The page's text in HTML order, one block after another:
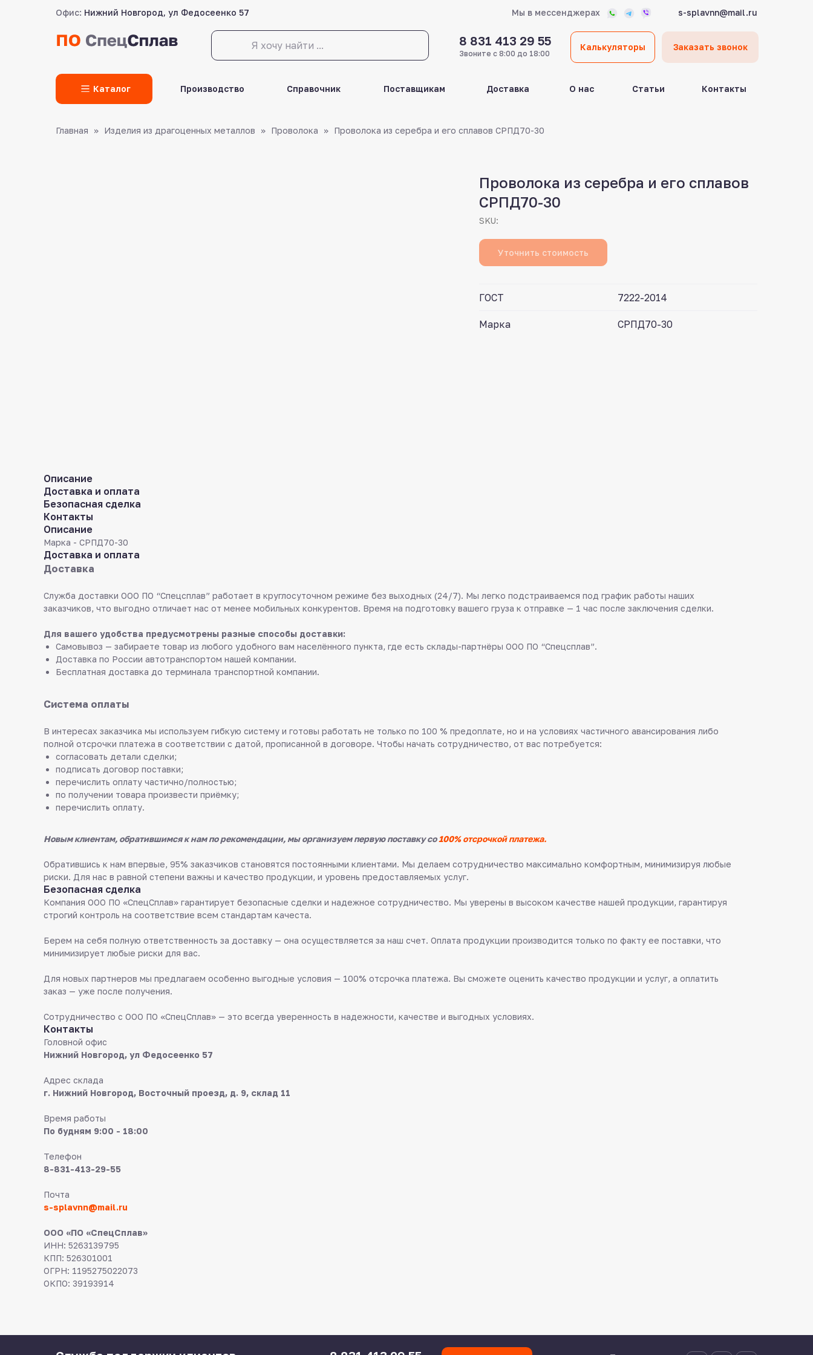
Офис: Нижний Новгород, ул Федосеенко 57 Мы в мессенджерах s-splavnn@mail.ru
Звоните с 8:00 до 18:00
LET'S GO! Производство
Калькуляторы Заказать звонок
Справочник Поставщикам Доставка О нас Статьи Контакты
8 831 413 29 55
Каталог
Главная Изделия из драгоценных металлов Проволока Проволока из серебра и его сплавов СРПД70-30
Проволока из серебра и его сплавов
СРПД70-30
SKU:
Уточнить стоимость
ГОСТ 7222-2014
Марка СРПД70-30
Описание
Доставка и оплата
Безопасная сделка
Контакты
Описание
Марка - СРПД70-30
Доставка и оплата
Доставка
Служба доставки ООО ПО “Спецсплав” работает в круглосуточном режиме без выходных (24/7). Мы легко подстраиваемся под график работы наших
заказчиков, что выгодно отличает нас от менее мобильных конкурентов. Время на подготовку вашего груза к отправке — 1 час после заключения сделки.
Для вашего удобства предусмотрены разные способы доставки:
Самовывоз — забираете товар из любого удобного вам населённого пункта, где есть склады-партнёры ООО ПО “Спецсплав”.
Доставка по России автотранспортом нашей компании.
Бесплатная доставка до терминала транспортной компании.
Система оплаты
В интересах заказчика мы используем гибкую систему и готовы работать не только по 100 % предоплате, но и на условиях частичного авансирования либо
полной отсрочки платежа в соответствии с датой, прописанной в договоре. Чтобы начать сотрудничество, от вас потребуется:
согласовать детали сделки;
подписать договор поставки;
перечислить оплату частично/полностью;
по получении товара произвести приёмку;
перечислить оплату.
Новым клиентам, обратившимся к нам по рекомендации, мы организуем первую поставку со100% отсрочкой платежа.
Обратившись к нам впервые, 95% заказчиков становятся постоянными клиентами. Мы делаем сотрудничество максимально комфортным, минимизируя любые
риски. Для нас в равной степени важны и качество продукции, и уровень предоставляемых услуг.
Безопасная сделка
Компания ООО ПО «СпецСплав» гарантирует безопасные сделки и надежное сотрудничество. Мы уверены в высоком качестве нашей продукции, гарантируя
строгий контроль на соответствие всем стандартам качеста.
Берем на себя полную ответственность за доставку — она осуществляется за наш счет. Оплата продукции производится только по факту ее поставки, что
минимизирует любые риски для вас.
Для новых партнеров мы предлагаем особенно выгодные условия — 100% отсрочка платежа. Вы сможете оценить качество продукции и услуг, а оплатить
заказ — уже после получения.
Сотрудничество с ООО ПО «СпецСплав» — это всегда уверенность в надежности, качестве и выгодных условиях.
Контакты
Головной офис
Нижний Новгород, ул Федосеенко 57
Адрес склада
г. Нижний Новгород, Восточный проезд, д. 9, склад 11
Время работы
По будням 9:00 - 18:00
Телефон
8-831-413-29-55
Почта
s-splavnn@mail.ru
ООО «ПО «СпецСплав»
ИНН: 5263139795
КПП: 526301001
ОГРН: 1195275022073
ОКПО: 39193914